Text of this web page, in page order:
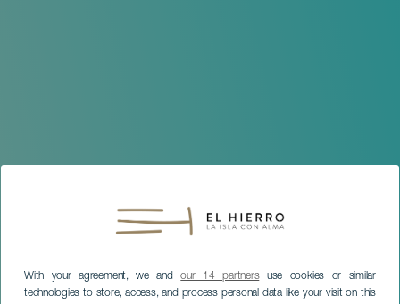
With your agreement, we andour 14 partnersuse cookies or similar
technologies to store, access, and process personal data like your visit on this